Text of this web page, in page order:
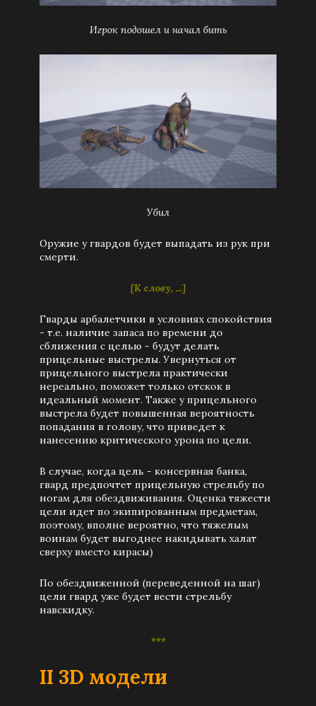
Игрок подошел и начал бить
Убил
Оружие у гвардов будет выпадать из рук при
смерти.
[К слову, ...]
Гварды арбалетчики в условиях спокойствия
- т.е. наличие запаса по времени до
сближения с целью - будут делать
прицельные выстрелы. Увернуться от
прицельного выстрела практически
нереально, поможет только отскок в
идеальный момент. Также у прицельного
выстрела будет повышенная вероятность
попадания в голову, что приведет к
нанесению критического урона по цели.
В случае, когда цель - консервная банка,
гвард предпочтет прицельную стрельбу по
ногам для обездвиживания. Оценка тяжести
цели идет по экипированным предметам,
поэтому, вполне вероятно, что тяжелым
воинам будет выгоднее накидывать халат
сверху вместо кирасы)
По обездвиженной (переведенной на шаг)
цели гвард уже будет вести стрельбу
навскидку.
***
II 3D модели